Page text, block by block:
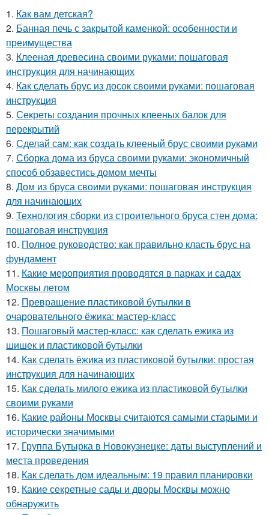
1. Как вам детская?
2. Банная печь с закрытой каменкой: особенности и
преимущества
3. Клееная древесина своими руками: пошаговая
инструкция для начинающих
4. Как сделать брус из досок своими руками: пошаговая
инструкция
5. Секреты создания прочных клееных балок для
перекрытий
6. Сделай сам: как создать клееный брус своими руками
7. Сборка дома из бруса своими руками: экономичный
способ обзавестись домом мечты
8. Дом из бруса своими руками: пошаговая инструкция
для начинающих
9. Технология сборки из строительного бруса стен дома:
пошаговая инструкция
10. Полное руководство: как правильно класть брус на
фундамент
11. Какие мероприятия проводятся в парках и садах
Москвы летом
12. Превращение пластиковой бутылки в
очаровательного ёжика: мастер-класс
13. Пошаговый мастер-класс: как сделать ежика из
шишек и пластиковой бутылки
14. Как сделать ёжика из пластиковой бутылки: простая
инструкция для начинающих
15. Как сделать милого ежика из пластиковой бутылки
своими руками
16. Какие районы Москвы считаются самыми старыми и
исторически значимыми
17. Группа Бутырка в Новокузнецке: даты выступлений и
места проведения
18. Как сделать дом идеальным: 19 правил планировки
19. Какие секретные сады и дворы Москвы можно
обнаружить